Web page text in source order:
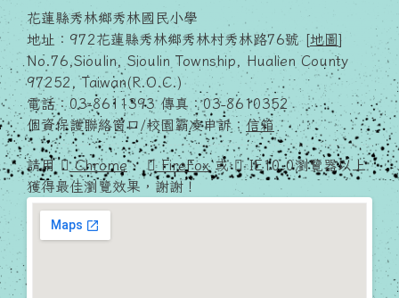
花蓮縣秀林鄉秀林國民小學
地址：972花蓮縣秀林鄉秀林村秀林路76號 [地圖]
No.76,Sioulin, Sioulin Township, Hualien County
97252, Taiwan(R.O.C.)
電話：03-8611393 傳真：03-8610352
個資保護聯絡窗口/校園霸凌申訴： 信箱
請用 Chrome、 FireFox或
IE10.0瀏覽器以上
獲得最佳瀏覽效果，謝謝！